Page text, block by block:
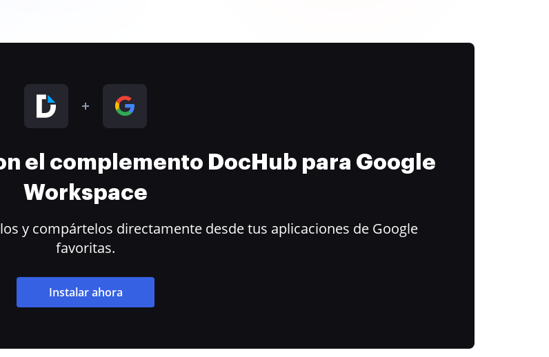
el complemento DocHub para Google
Workspace
y compártelos directamente desde tus aplicaciones de Google
favoritas.
Instalar ahora